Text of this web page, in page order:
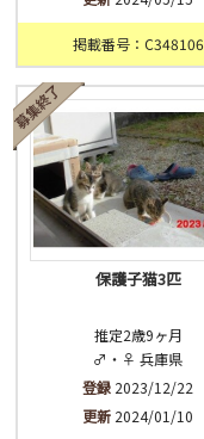
掲載番号：C348106
保護子猫3匹
推定2歳9ヶ月
♂・♀ 兵庫県
登録 2023/12/22
更新 2024/01/10